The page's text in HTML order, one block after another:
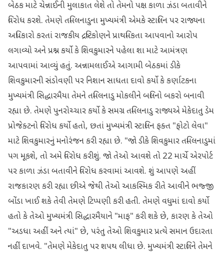
બેઠક માટે ચેન્નાઈની મુલાકાત લેશે તો તેમનો પક્ષ કાળા ઝંડા બતાવીને
વિરોધ કરશે. તેમણે તમિલનાડુના મુખ્યમંત્રી એમકે સ્ટાલિન પર રાજ્યના
અધિકારો કરતાં રાજકીય દ્રષ્ટિકોણને પ્રાથમિકતા આપવાનો આરોપ
લગાવ્યો અને પ્રશ્ન કર્યો કે શિવકુમારને પહેલા શા માટે આમંત્રણ
આપવામાં આવ્યું હતું. અન્નામલાઈએ આગામી બેઠકમાં ડીકે
શિવકુમારની સંડોવણી પર નિશાન સાધતા દાવો કર્યો કે કર્ણાટકના
મુખ્યમંત્રી સિદ્ધારમૈયા તેમને તમિલનાડુ મોકલીને બલિનો બકરો બનાવી
રહ્યા છે. તેમણે પુનરોચ્ચાર કર્યો કે સમગ્ર તમિલનાડુ રાજ્યએ મેકેદાતુ ડેમ
પ્રોજેક્ટનો વિરોધ કર્યો હતો, છતાં મુખ્યમંત્રી સ્ટાલિન ફક્ત "ફોટો લેવા"
માટે શિવકુમારનું મનોરંજન કરી રહ્યા છે. "જો ડીકે શિવકુમાર તમિલનાડુમાં
પગ મૂકશે, તો અમે વિરોધ કરીશું. જો તેઓ આવશે તો 22 માર્ચે એરપોર્ટ
પર કાળા ઝંડા બતાવીને વિરોધ કરવામાં આવશે. શું આપણે અહીં
રાજકારણ કરી રહ્યા છીએ જેથી તેઓ આકસ્મિક રીતે આવીને ભજ્જી
બોંડા ખાઈ શકે તેવી તેમણે ટિપ્પણી કરી હતી. તેમણે વધુમાં દાવો કર્યો
હતો કે તેઓ મુખ્યમંત્રી સિદ્ધારમૈયાને "માફ" કરી શકે છે, કારણ કે તેઓ
"અડધા અહીં અને ત્યાં" છે, પરંતુ તેઓ શિવકુમાર પ્રત્યે સમાન ઉદારતા
નહીં દાખવે. "તેમણે મેકેદાતુ પર શપથ લીધા છે. મુખ્યમંત્રી સ્ટાલિને તેમને